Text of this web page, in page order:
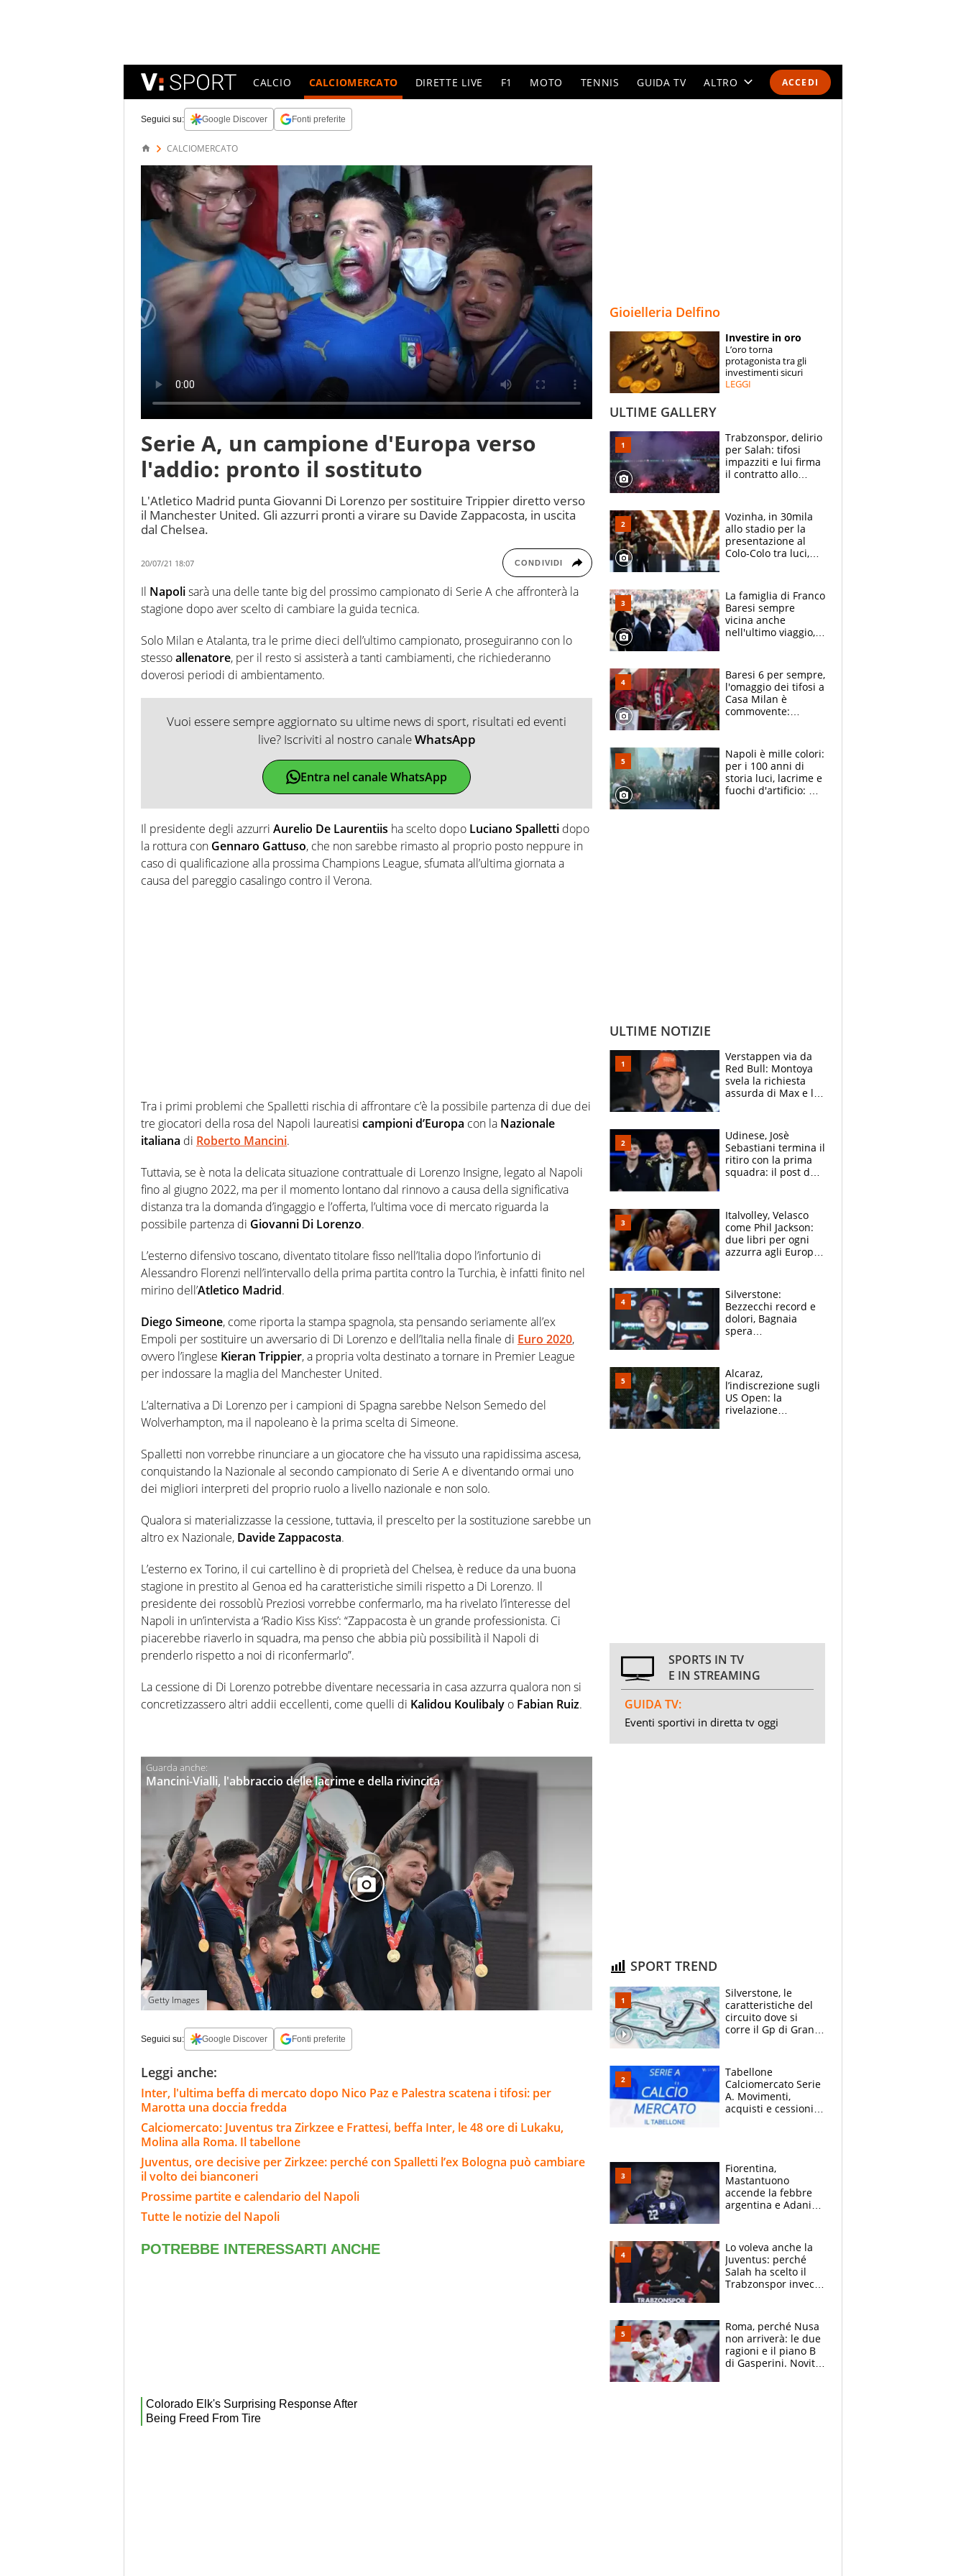
ACCEDI
CALCIO CALCIOMERCATO DIRETTE LIVE F1 MOTO TENNIS GUIDA TV ALTRO
SPECIALI
ESPERTI
Seguici su: Google Discover Fonti preferite
CALCIOMERCATO
Serie A, un campione d'Europa verso
l'addio: pronto il sostituto
L'Atletico Madrid punta Giovanni Di Lorenzo per sostituire Trippier diretto verso
il Manchester United. Gli azzurri pronti a virare su Davide Zappacosta, in uscita
dal Chelsea.
20/07/21 18:07 CONDIVIDI
Il Napolisarà una delle tante big del prossimo campionato di Serie A che affronterà la
stagione dopo aver scelto di cambiare la guida tecnica.
Solo Milan e Atalanta, tra le prime dieci dell’ultimo campionato, proseguiranno con lo
stessoallenatore, per il resto si assisterà a tanti cambiamenti, che richiederanno
doverosi periodi di ambientamento.
Vuoi essere sempre aggiornato su ultime news di sport, risultati ed eventi
live? Iscriviti al nostro canaleWhatsApp
Entra nel canale WhatsApp
Il presidente degli azzurri Aurelio De Laurentiis ha scelto dopo Luciano Spalletti dopo
la rottura con Gennaro Gattuso, che non sarebbe rimasto al proprio posto neppure in
caso di qualificazione alla prossima Champions League, sfumata all’ultima giornata a
causa del pareggio casalingo contro il Verona.
Tra i primi problemi che Spalletti rischia di affrontare c’è la possibile partenza di due dei
tre giocatori della rosa del Napoli laureatisi campioni d’Europa con la Nazionale
italiana di Roberto Mancini.
Tuttavia, se è nota la delicata situazione contrattuale di Lorenzo Insigne, legato al Napoli
fino al giugno 2022, ma per il momento lontano dal rinnovo a causa della significativa
distanza tra la domanda d’ingaggio e l’offerta, l’ultima voce di mercato riguarda la
possibile partenza di Giovanni Di Lorenzo.
L’esterno difensivo toscano, diventato titolare fisso nell’Italia dopo l’infortunio di
Alessandro Florenzi nell’intervallo della prima partita contro la Turchia, è infatti finito nel
mirino dell’Atletico Madrid.
Diego Simeone, come riporta la stampa spagnola, sta pensando seriamente all’ex
Empoli per sostituire un avversario di Di Lorenzo e dell’Italia nella finale di Euro 2020,
ovvero l’inglese Kieran Trippier, a propria volta destinato a tornare in Premier League
per indossare la maglia del Manchester United.
L’alternativa a Di Lorenzo per i campioni di Spagna sarebbe Nelson Semedo del
Wolverhampton, ma il napoleano è la prima scelta di Simeone.
Spalletti non vorrebbe rinunciare a un giocatore che ha vissuto una rapidissima ascesa,
conquistando la Nazionale al secondo campionato di Serie A e diventando ormai uno
dei migliori interpreti del proprio ruolo a livello nazionale e non solo.
Qualora si materializzasse la cessione, tuttavia, il prescelto per la sostituzione sarebbe un
altro ex Nazionale, Davide Zappacosta.
L’esterno ex Torino, il cui cartellino è di proprietà del Chelsea, è reduce da una buona
stagione in prestito al Genoa ed ha caratteristiche simili rispetto a Di Lorenzo. Il
presidente dei rossoblù Preziosi vorrebbe confermarlo, ma ha rivelato l’interesse del
Napoli in un’intervista a ‘Radio Kiss Kiss’: “Zappacosta è un grande professionista. Ci
piacerebbe riaverlo in squadra, ma penso che abbia più possibilità il Napoli di
prenderlo rispetto a noi di riconfermarlo”.
La cessione di Di Lorenzo potrebbe diventare necessaria in casa azzurra qualora non si
concretizzassero altri addii eccellenti, come quelli di Kalidou Koulibaly o Fabian Ruiz.
Mancini-Vialli, l'abbraccio delle lacrime e della rivincita
Getty Images
Seguici su: Google Discover Fonti preferite
Leggi anche:
Inter, l'ultima beffa di mercato dopo Nico Paz e Palestra scatena i tifosi: per
Marotta una doccia fredda
Calciomercato: Juventus tra Zirkzee e Frattesi, beffa Inter, le 48 ore di Lukaku,
Molina alla Roma. Il tabellone
Juventus, ore decisive per Zirkzee: perché con Spalletti l’ex Bologna può cambiare
il volto dei bianconeri
Prossime partite e calendario del Napoli
Tutte le notizie del Napoli
Gioielleria Delfino
Investire in oro
L’oro torna
protagonista tra gli
investimenti sicuri
LEGGI
ULTIME GALLERY
Trabzonspor, delirio
per Salah: tifosi
impazziti e lui firma
il contratto allo
Vozinha, in 30mila
allo stadio per la
presentazione al
Colo-Colo tra luci,
La famiglia di Franco
Baresi sempre
vicina anche
nell'ultimo viaggio,
circondati
dall'affetto dei tifosi
Baresi 6 per sempre,
l'omaggio dei tifosi a
Casa Milan è
commovente:
bigliettini
Napoli è mille colori:
per i 100 anni di
storia luci, lacrime e
fuochi d'artificio: De
ULTIME NOTIZIE
Verstappen via da
Red Bull: Montoya
svela la richiesta
assurda di Max e lo
McLaren siano
meglio?”
Udinese, Josè
Sebastiani termina il
ritiro con la prima
squadra: il post del
sfondo
Italvolley, Velasco
come Phil Jackson:
due libri per ogni
azzurra agli Europei.
Silverstone:
Bezzecchi record e
dolori, Bagnaia
spera
e vota Aprilia
Alcaraz,
l’indiscrezione sugli
US Open: la
rivelazione
SPORTS IN TV
E IN STREAMING
GUIDA TV:
Eventi sportivi in diretta tv oggi
SPORT TREND
Silverstone, le
caratteristiche del
circuito dove si
corre il Gp di Gran
Tabellone
Calciomercato Serie
A. Movimenti,
acquisti e cessioni:
Fiorentina,
Mastantuono
accende la febbre
argentina e Adani
festa’ a Commisso
Lo voleva anche la
Juventus: perché
Salah ha scelto il
Trabzonspor invece
Roma, perché Nusa
non arriverà: le due
ragioni e il piano B
di Gasperini. Novità